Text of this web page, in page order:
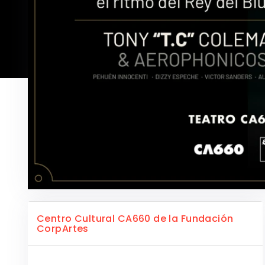
Centro Cultural CA660 de la Fundación
CorpArtes